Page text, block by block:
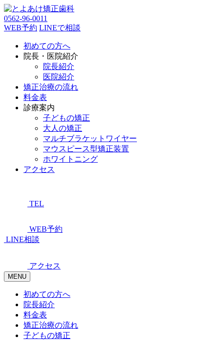
0562-96-0011
WEB予約 LINEで相談
初めての方へ
院長・医院紹介
院長紹介
医院紹介
矯正治療の流れ
料金表
診療案内
子どもの矯正
大人の矯正
マルチブラケットワイヤー
マウスピース型矯正装置
ホワイトニング
アクセス
TEL
WEB予約
LINE相談
アクセス
MENU
初めての方へ
院長紹介
料金表
矯正治療の流れ
子どもの矯正